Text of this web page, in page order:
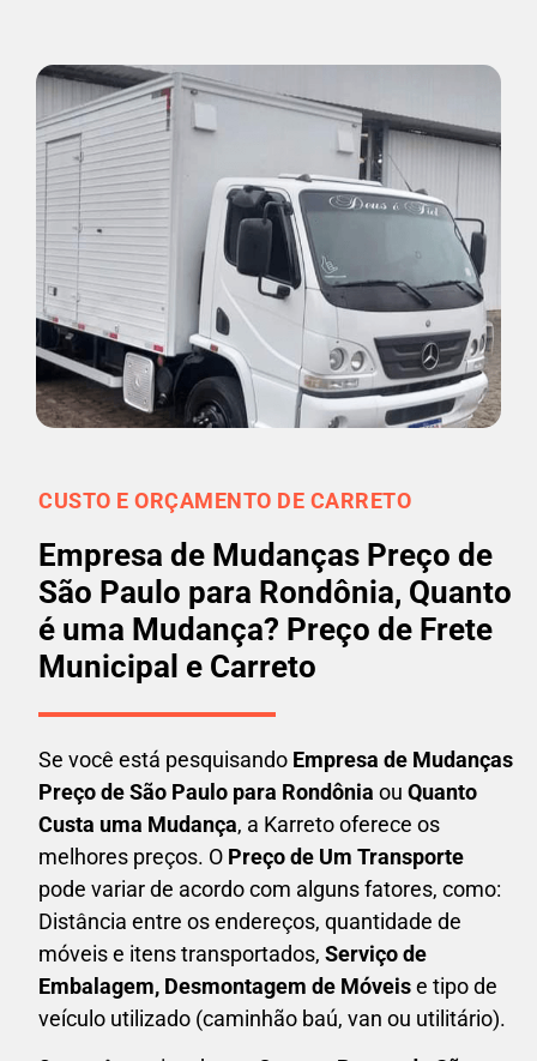
CUSTO E ORÇAMENTO DE CARRETO
Empresa de Mudanças Preço de
São Paulo para Rondônia, Quanto
é uma Mudança? Preço de Frete
Municipal e Carreto
Se você está pesquisando Empresa de Mudanças
Preço de São Paulo para Rondônia ou Quanto
Custa uma Mudança, a Karreto oferece os
melhores preços. O Preço de Um Transporte
pode variar de acordo com alguns fatores, como:
Distância entre os endereços, quantidade de
móveis e itens transportados, Serviço de
Embalagem, Desmontagem de Móveise tipo de
veículo utilizado (caminhão baú, van ou utilitário).